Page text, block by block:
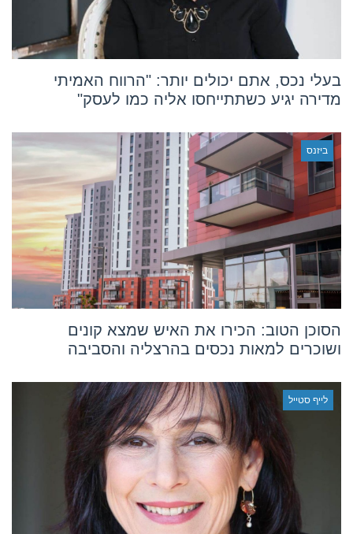
בעלי נכס, אתם יכולים יותר: "הרווח האמיתי
מדירה יגיע כשתתייחסו אליה כמו לעסק"
ביזנס
הסוכן הטוב: הכירו את האיש שמצא קונים
ושוכרים למאות נכסים בהרצליה והסביבה
לייף סטייל